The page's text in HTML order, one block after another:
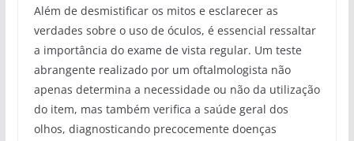
Além de desmistificar os mitos e esclarecer as
verdades sobre o uso de óculos, é essencial ressaltar
a importância do exame de vista regular. Um teste
abrangente realizado por um oftalmologista não
apenas determina a necessidade ou não da utilização
do item, mas também verifica a saúde geral dos
olhos, diagnosticando precocemente doenças